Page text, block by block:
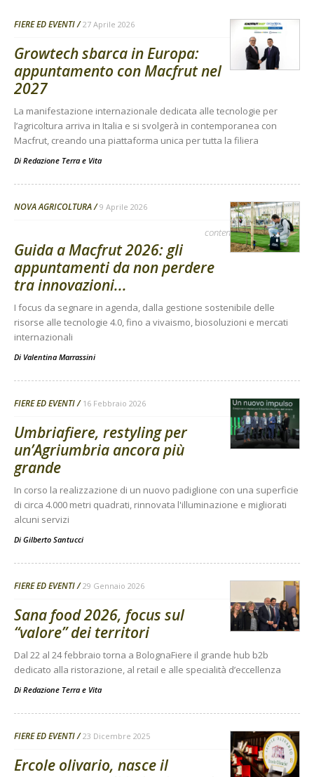
FIERE ED EVENTI 27 Aprile 2026
Growtech sbarca in Europa:
appuntamento con Macfrut nel
2027
La manifestazione internazionale dedicata alle tecnologie per
l’agricoltura arriva in Italia e si svolgerà in contemporanea con
Macfrut, creando una piattaforma unica per tutta la filiera
Di Redazione Terra e Vita
NOVA AGRICOLTURA 9 Aprile 2026
contenuto sponsorizzato
Guida a Macfrut 2026: gli
appuntamenti da non perdere
tra innovazioni...
I focus da segnare in agenda, dalla gestione sostenibile delle
risorse alle tecnologie 4.0, fino a vivaismo, biosoluzioni e mercati
internazionali
Di Valentina Marrassini
FIERE ED EVENTI 16 Febbraio 2026
Umbriafiere, restyling per
un’Agriumbria ancora più
grande
In corso la realizzazione di un nuovo padiglione con una superficie
di circa 4.000 metri quadrati, rinnovata l'illuminazione e migliorati
alcuni servizi
Di Gilberto Santucci
FIERE ED EVENTI 29 Gennaio 2026
Sana food 2026, focus sul
“valore” dei territori
Dal 22 al 24 febbraio torna a BolognaFiere il grande hub b2b
dedicato alla ristorazione, al retail e alle specialità d’eccellenza
Di Redazione Terra e Vita
FIERE ED EVENTI 23 Dicembre 2025
Ercole olivario, nasce il